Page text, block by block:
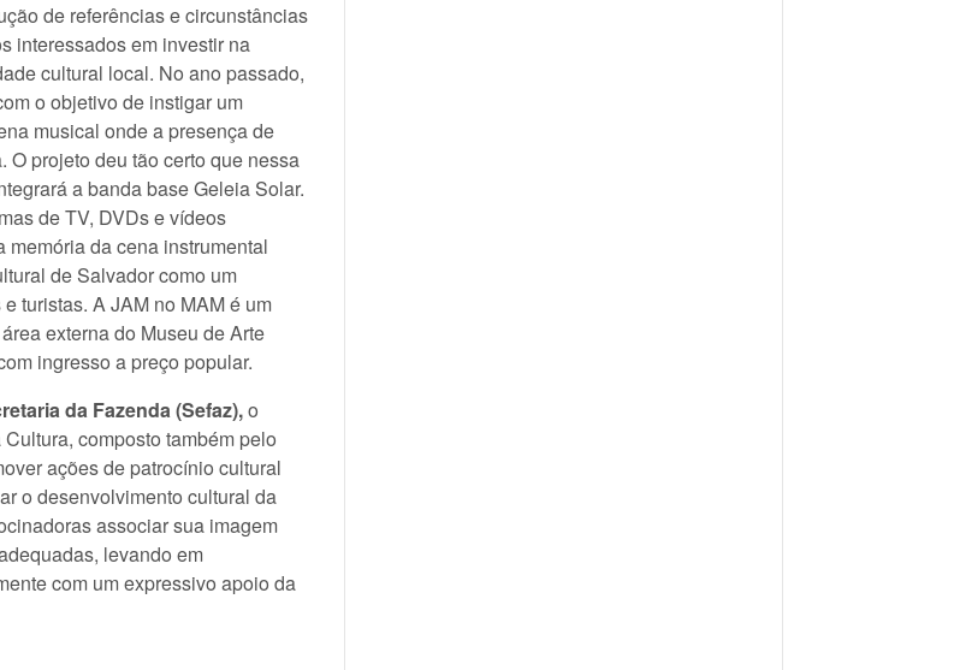
de referências e circunstâncias
interessados em investir na
cultural local. No ano passado,
o objetivo de instigar um
musical onde a presença de
projeto deu tão certo que nessa
a banda base Geleia Solar.
de TV, DVDs e vídeos
da cena instrumental
de Salvador como um
turistas. A JAM no MAM é um
externa do Museu de Arte
ingresso a preço popular.
da Fazenda (Sefaz),o
composto também pelo
ações de patrocínio cultural
o desenvolvimento cultural da
associar sua imagem
levando em
com um expressivo apoio da